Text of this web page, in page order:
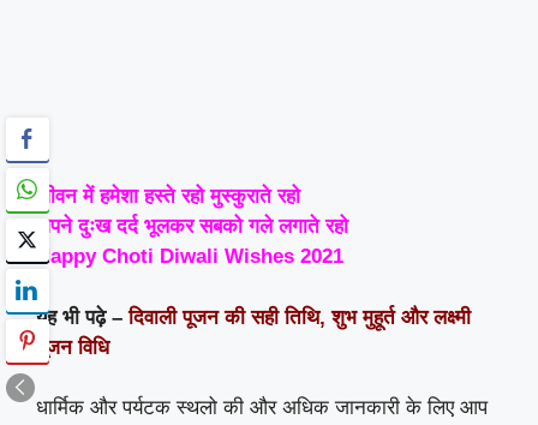
जीवन में हमेशा हस्ते रहो मुस्कुराते रहो
अपने दुःख दर्द भूलकर सबको गले लगाते रहो
Happy Choti Diwali Wishes 2021
यह भी पढ़े –दिवाली पूजन की सही तिथि, शुभ मुहूर्त और लक्ष्मी
पूजन विधि
धार्मिक और पर्यटक स्थलो की और अधिक जानकारी के लिए आप